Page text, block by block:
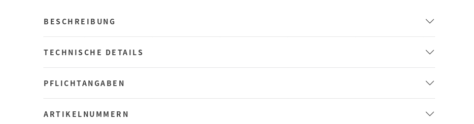
BESCHREIBUNG
TECHNISCHE DETAILS
PFLICHTANGABEN
ARTIKELNUMMERN